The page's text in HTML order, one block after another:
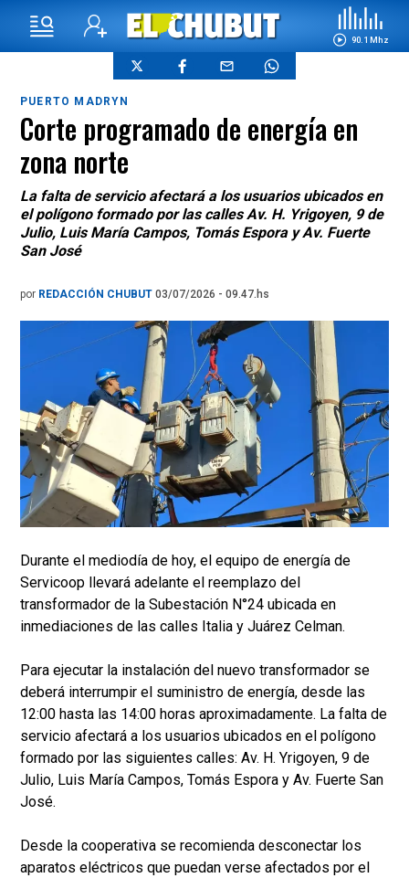
90.1 Mhz
PUERTO MADRYN
Corte programado de energía en
zona norte
La falta de servicio afectará a los usuarios ubicados en
el polígono formado por las calles Av. H. Yrigoyen, 9 de
Julio, Luis María Campos, Tomás Espora y Av. Fuerte
San José
por REDACCIÓN CHUBUT 03/07/2026 - 09.47.hs
Durante el mediodía de hoy, el equipo de energía de
Servicoop llevará adelante el reemplazo del
transformador de la Subestación N°24 ubicada en
inmediaciones de las calles Italia y Juárez Celman.
Para ejecutar la instalación del nuevo transformador se
deberá interrumpir el suministro de energía, desde las
12:00 hasta las 14:00 horas aproximadamente. La falta de
servicio afectará a los usuarios ubicados en el polígono
formado por las siguientes calles: Av. H. Yrigoyen, 9 de
Julio, Luis María Campos, Tomás Espora y Av. Fuerte San
José.
Desde la cooperativa se recomienda desconectar los
aparatos eléctricos que puedan verse afectados por el